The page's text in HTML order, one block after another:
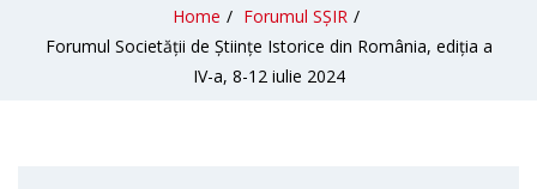
Home / Forumul SȘIR /
Forumul Societății de Științe Istorice din România, ediția a
IV-a, 8-12 iulie 2024